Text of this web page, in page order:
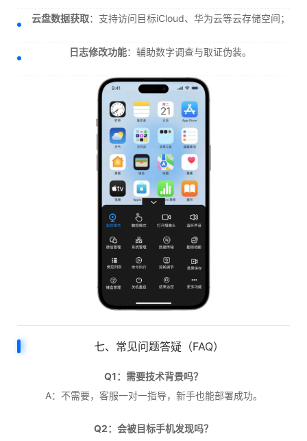
云盘数据获取：支持访问目标iCloud、华为云等云存储空间；
日志修改功能：辅助数字调查与取证伪装。
七、常见问题答疑（FAQ）
Q1：需要技术背景吗？
A：不需要，客服一对一指导，新手也能部署成功。
Q2：会被目标手机发现吗？